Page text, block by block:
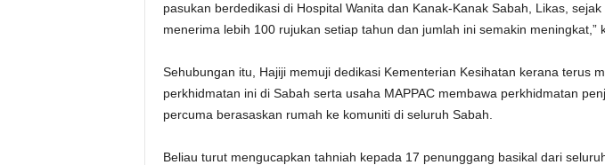
pasukan berdedikasi di Hospital Wanita dan Kanak-Kanak Sabah, Likas,
menerima lebih 100 rujukan setiap tahun dan jumlah ini semakin meningkat,”
Sehubungan itu, Hajiji memuji dedikasi Kementerian Kesihatan kerana terus
perkhidmatan ini di Sabah serta usaha MAPPAC membawa perkhidmatan
percuma berasaskan rumah ke komuniti di seluruh Sabah.
Beliau turut mengucapkan tahniah kepada 17 penunggang basikal dari